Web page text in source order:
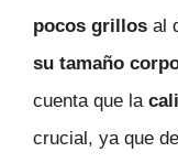
pocos grillos al
su tamaño
cuenta que la
crucial, ya que